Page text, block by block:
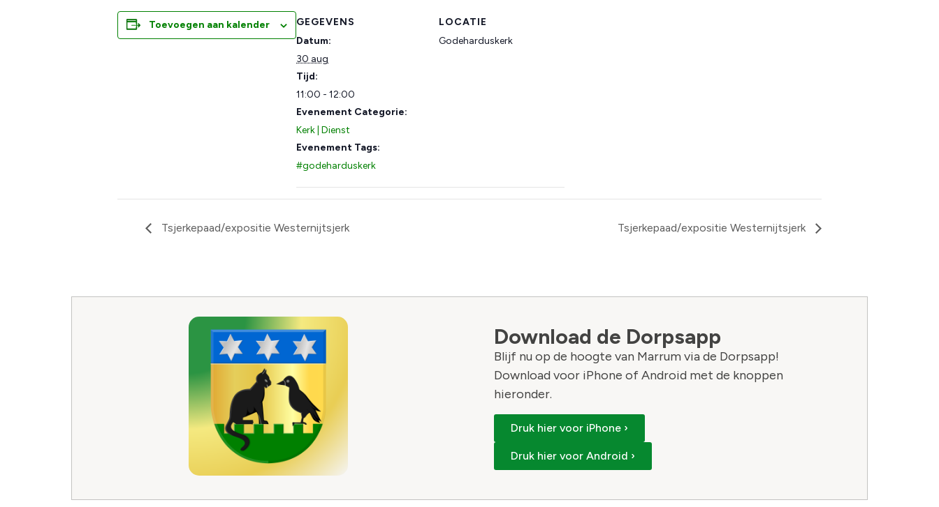
Toevoegen aan kalender
GEGEVENS
Datum:
30 aug
Tijd:
11:00 - 12:00
Evenement Categorie:
Kerk | Dienst
Evenement Tags:
#godeharduskerk
LOCATIE
Godeharduskerk
Tsjerkepaad/expositie Westernijtsjerk Tsjerkepaad/expositie Westernijtsjerk
Download de Dorpsapp
Blijf nu op de hoogte van Marrum via de Dorpsapp!
Download voor iPhone of Android met de knoppen
hieronder.
Druk hier voor iPhone ›
Druk hier voor Android ›